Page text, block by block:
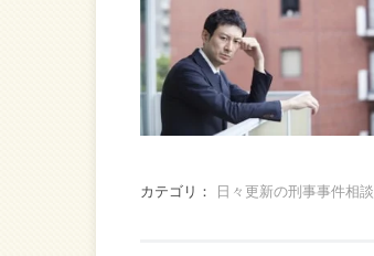
カテゴリ： 日々更新の刑事事件相談